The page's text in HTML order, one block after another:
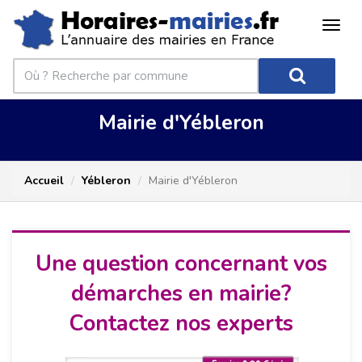
Mairie d'Yébleron
Accueil Yébleron Mairie d'Yébleron
Une question concernant vos
démarches en mairie?
Contactez nos experts